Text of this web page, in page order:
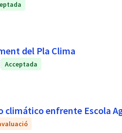
del Pla Clima
Acceptada
climático enfrente Escola